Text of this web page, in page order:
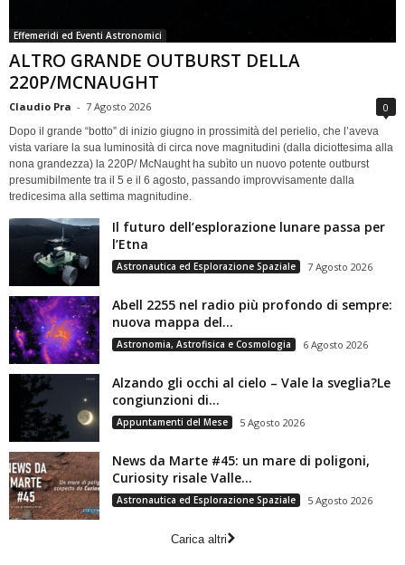
Effemeridi ed Eventi Astronomici
ALTRO GRANDE OUTBURST DELLA
220P/MCNAUGHT
Claudio Pra - 7 Agosto 2026 0
Dopo il grande “botto” di inizio giugno in prossimità del perielio, che l’aveva
vista variare la sua luminosità di circa nove magnitudini (dalla diciottesima alla
nona grandezza) la 220P/ McNaught ha subìto un nuovo potente outburst
presumibilmente tra il 5 e il 6 agosto, passando improvvisamente dalla
tredicesima alla settima magnitudine.
Il futuro dell’esplorazione lunare passa per
l’Etna
Astronautica ed Esplorazione Spaziale 7 Agosto 2026
Abell 2255 nel radio più profondo di sempre:
nuova mappa del...
Astronomia, Astrofisica e Cosmologia 6 Agosto 2026
Alzando gli occhi al cielo – Vale la sveglia?Le
congiunzioni di...
Appuntamenti del Mese 5 Agosto 2026
News da Marte #45: un mare di poligoni,
Curiosity risale Valle...
Astronautica ed Esplorazione Spaziale 5 Agosto 2026
Carica altri